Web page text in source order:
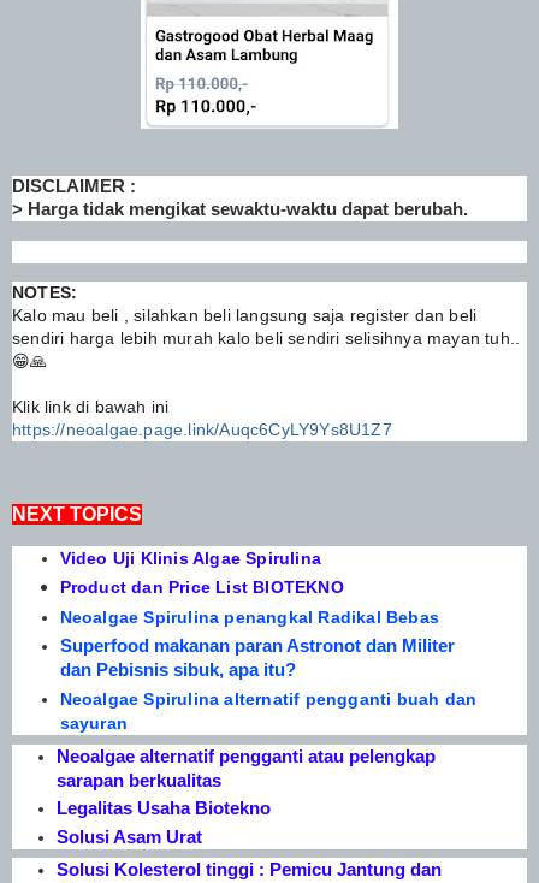
DISCLAIMER :
> Harga tidak mengikat sewaktu-waktu dapat berubah.
NOTES:
Kalo mau beli , silahkan beli langsung saja register dan beli
sendiri harga lebih murah kalo beli sendiri selisihnya mayan tuh..
😁🙏
Klik link di bawah ini
https://neoalgae.page.link/Auqc6CyLY9Ys8U1Z7
NEXT TOPICS
Video Uji Klinis Algae Spirulina
Product dan Price List BIOTEKNO
Neoalgae Spirulina penangkal Radikal Bebas
Superfood makanan paran Astronot dan Militer
dan Pebisnis sibuk, apa itu?
Neoalgae Spirulina alternatif pengganti buah dan
sayuran
Neoalgae alternatif pengganti atau pelengkap
sarapan berkualitas
Legalitas Usaha Biotekno
Solusi Asam Urat
Solusi Kolesterol tinggi : Pemicu Jantung dan